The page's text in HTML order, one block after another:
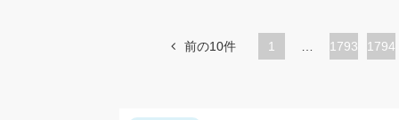
前の10件 1
ペ
1793
ペ
1794